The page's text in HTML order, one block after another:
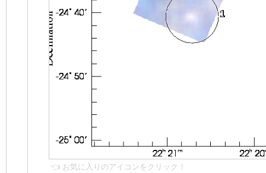
👈 お気に入りのアイコンをクリック！